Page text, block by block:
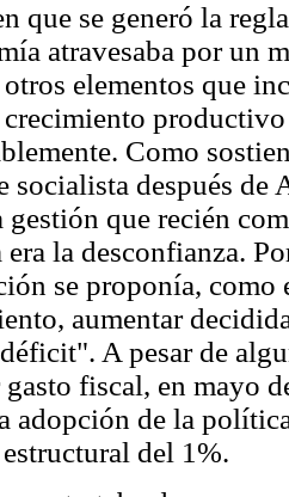
que se generó la
atravesaba por un
elementos que
Como
socialista después
gestión que recién
era la desconfianza.
se proponía,
aumentar
A pesar de
fiscal, en mayo
adopción de la
del 1%.